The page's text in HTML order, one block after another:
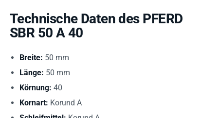
Technische Daten des PFERD
SBR 50 A 40
Breite: 50 mm
Länge: 50 mm
Körnung: 40
Kornart: Korund A